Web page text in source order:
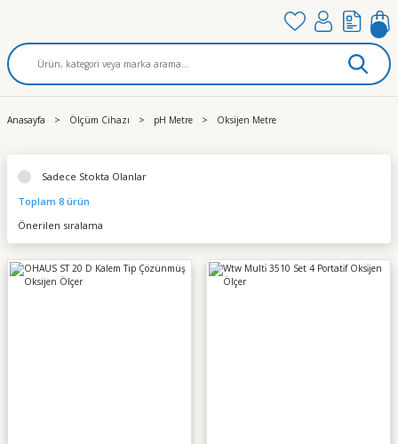
Anasayfa Ölçüm Cihazı pH Metre Oksijen Metre
Sadece Stokta Olanlar
Toplam 8 ürün